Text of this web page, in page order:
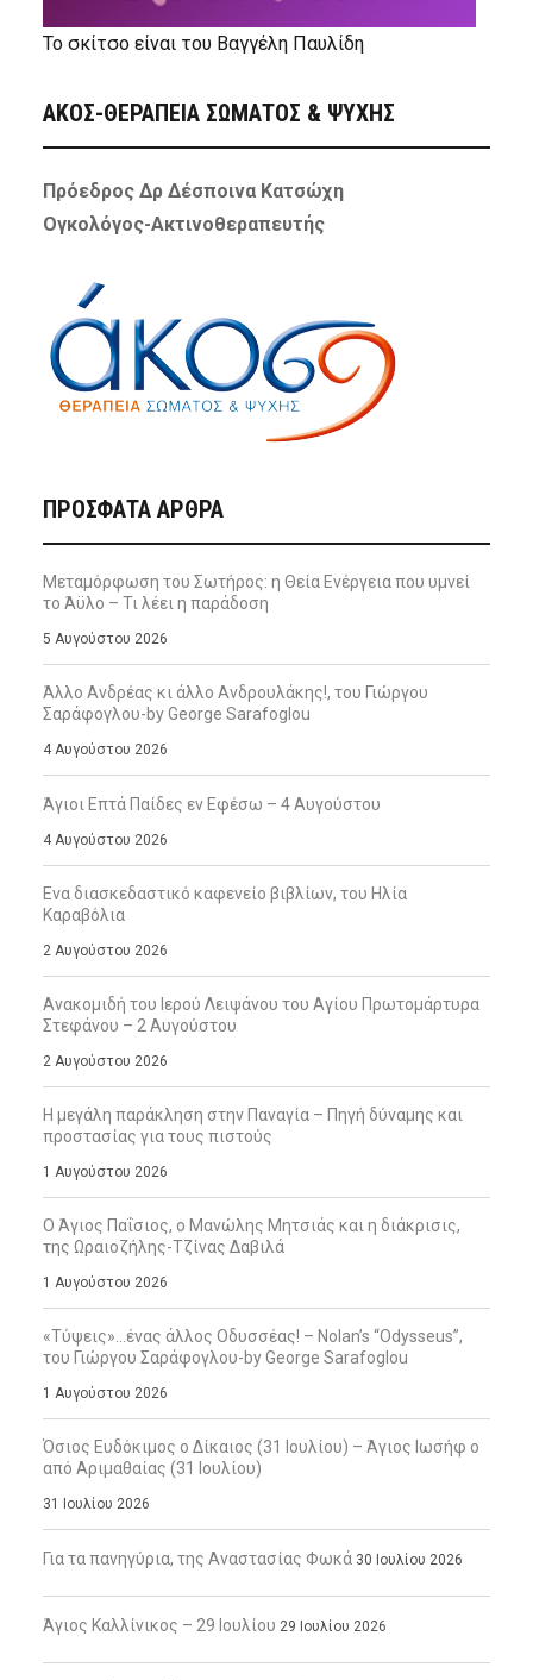
Το σκίτσο είναι του Βαγγέλη Παυλίδη
ΑΚΟΣ-ΘΕΡΑΠΕΙΑ ΣΩΜΑΤΟΣ & ΨΥΧΗΣ
Πρόεδρος Δρ Δέσποινα Κατσώχη
Ογκολόγος-Ακτινοθεραπευτής
ΠΡΌΣΦΑΤΑ ΆΡΘΡΑ
Μεταμόρφωση του Σωτήρος: η Θεία Ενέργεια που υμνεί
το Άϋλο – Τι λέει η παράδοση
5 Αυγούστου 2026
Άλλο Ανδρέας κι άλλο Ανδρουλάκης!, του Γιώργου
Σαράφογλου-by George Sarafoglou
4 Αυγούστου 2026
Άγιοι Επτά Παίδες εν Εφέσω – 4 Αυγούστου
4 Αυγούστου 2026
Ενα διασκεδαστικό καφενείο βιβλίων, του Ηλία
Καραβόλια
2 Αυγούστου 2026
Ανακομιδή του Ιερού Λειψάνου του Αγίου Πρωτομάρτυρα
Στεφάνου – 2 Αυγούστου
2 Αυγούστου 2026
Η μεγάλη παράκληση στην Παναγία – Πηγή δύναμης και
προστασίας για τους πιστούς
1 Αυγούστου 2026
Ο Άγιος Παΐσιος, ο Μανώλης Μητσιάς και η διάκρισις,
της Ωραιοζήλης-Τζίνας Δαβιλά
1 Αυγούστου 2026
«Τύψεις»…ένας άλλος Οδυσσέας! – Nolan’s “Odysseus”,
του Γιώργου Σαράφογλου-by George Sarafoglou
1 Αυγούστου 2026
Όσιος Ευδόκιμος ο Δίκαιος (31 Ιουλίου) – Άγιος Ιωσήφ ο
από Αριμαθαίας (31 Ιουλίου)
31 Ιουλίου 2026
Για τα πανηγύρια, της Αναστασίας Φωκά 30 Ιουλίου 2026
Άγιος Καλλίνικος – 29 Ιουλίου 29 Ιουλίου 2026